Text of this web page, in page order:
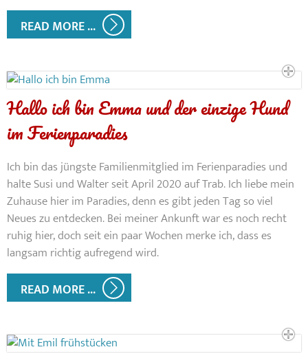
READ MORE ...
Hallo ich bin Emma und der einzige Hund
im Ferienparadies
Ich bin das jüngste Familienmitglied im Ferienparadies und
halte Susi und Walter seit April 2020 auf Trab. Ich liebe mein
Zuhause hier im Paradies, denn es gibt jeden Tag so viel
Neues zu entdecken. Bei meiner Ankunft war es noch recht
ruhig hier, doch seit ein paar Wochen merke ich, dass es
langsam richtig aufregend wird.
READ MORE ...